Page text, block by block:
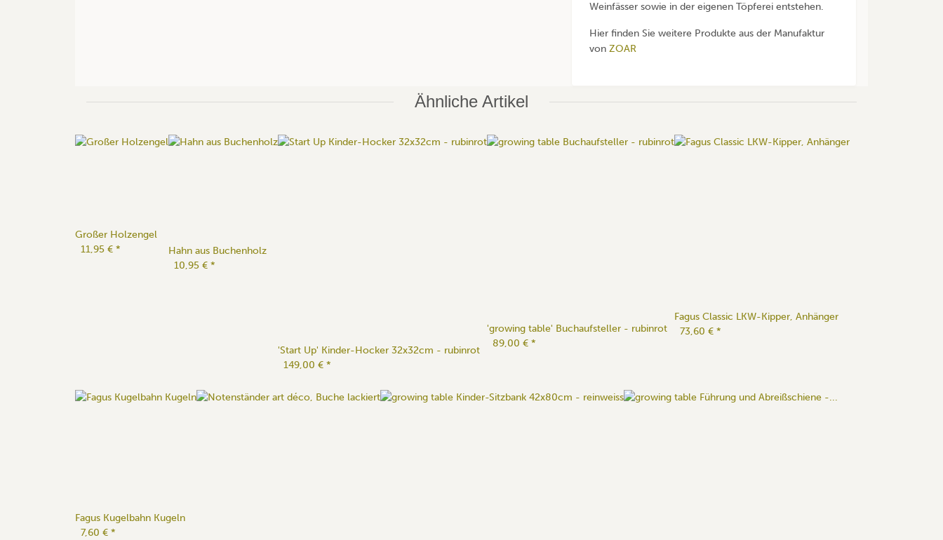
Weinfässer sowie in der eigenen Töpferei entstehen.
Hier finden Sie weitere Produkte aus der Manufaktur
vonZOAR
Ähnliche Artikel
Großer Holzengel
11,95 € *
Hahn aus Buchenholz
10,95 € *
'Start Up' Kinder-Hocker 32x32cm - rubinrot
149,00 € *
'growing table' Buchaufsteller - rubinrot
89,00 € *
Fagus Classic LKW-Kipper, Anhänger
73,60 € *
Fagus Kugelbahn Kugeln
7,60 € *